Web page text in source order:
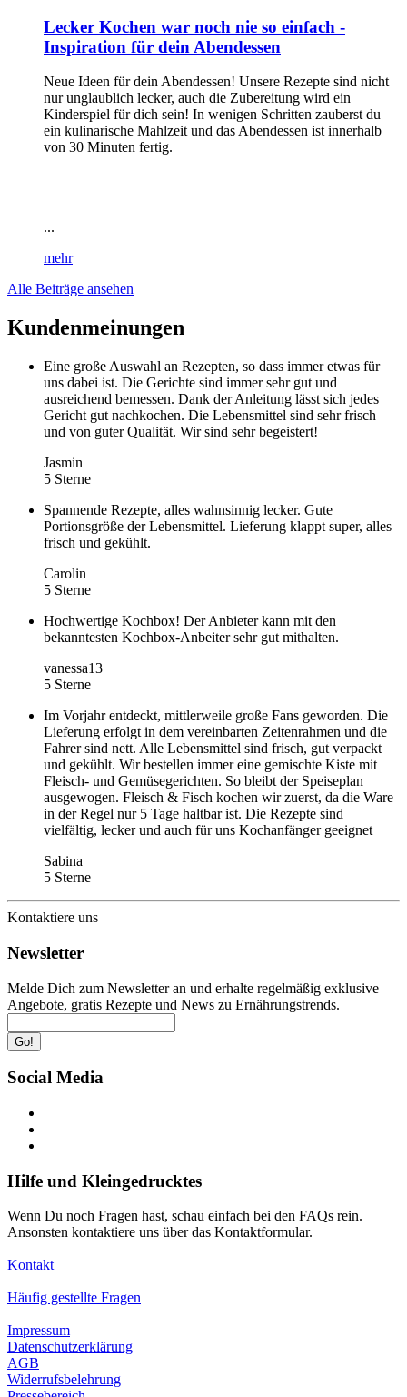
Lecker Kochen war noch nie so einfach -
Inspiration für dein Abendessen
Neue Ideen für dein Abendessen! Unsere Rezepte sind nicht
nur unglaublich lecker, auch die Zubereitung wird ein
Kinderspiel für dich sein! In wenigen Schritten zauberst du
ein kulinarische Mahlzeit und das Abendessen ist innerhalb
von 30 Minuten fertig.
...
mehr
Alle Beiträge ansehen
Kundenmeinungen
Eine große Auswahl an Rezepten, so dass immer etwas für
uns dabei ist. Die Gerichte sind immer sehr gut und
ausreichend bemessen. Dank der Anleitung lässt sich jedes
Gericht gut nachkochen. Die Lebensmittel sind sehr frisch
und von guter Qualität. Wir sind sehr begeistert!
Jasmin
5 Sterne
Spannende Rezepte, alles wahnsinnig lecker. Gute
Portionsgröße der Lebensmittel. Lieferung klappt super, alles
frisch und gekühlt.
Carolin
5 Sterne
Hochwertige Kochbox! Der Anbieter kann mit den
bekanntesten Kochbox-Anbeiter sehr gut mithalten.
vanessa13
5 Sterne
Im Vorjahr entdeckt, mittlerweile große Fans geworden. Die
Lieferung erfolgt in dem vereinbarten Zeitenrahmen und die
Fahrer sind nett. Alle Lebensmittel sind frisch, gut verpackt
und gekühlt. Wir bestellen immer eine gemischte Kiste mit
Fleisch- und Gemüsegerichten. So bleibt der Speiseplan
ausgewogen. Fleisch & Fisch kochen wir zuerst, da die Ware
in der Regel nur 5 Tage haltbar ist. Die Rezepte sind
vielfältig, lecker und auch für uns Kochanfänger geeignet
Sabina
5 Sterne
Kontaktiere uns
Newsletter
Melde Dich zum Newsletter an und erhalte regelmäßig exklusive
Angebote, gratis Rezepte und News zu Ernährungstrends.
Go!
Social Media
Hilfe und Kleingedrucktes
Wenn Du noch Fragen hast, schau einfach bei den FAQs rein.
Ansonsten kontaktiere uns über das Kontaktformular.
Kontakt
Häufig gestellte Fragen
Impressum
Datenschutzerklärung
AGB
Widerrufsbelehrung